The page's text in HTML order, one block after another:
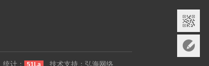
统计： 51La 技术支持：弘海网络